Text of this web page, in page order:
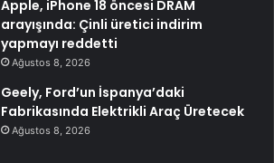
Apple, iPhone 18 öncesi DRAM
arayışında: Çinli üretici indirim
yapmayı reddetti
Ağustos 8, 2026
Geely, Ford’un İspanya’daki
Fabrikasında Elektrikli Araç Üretecek
Ağustos 8, 2026